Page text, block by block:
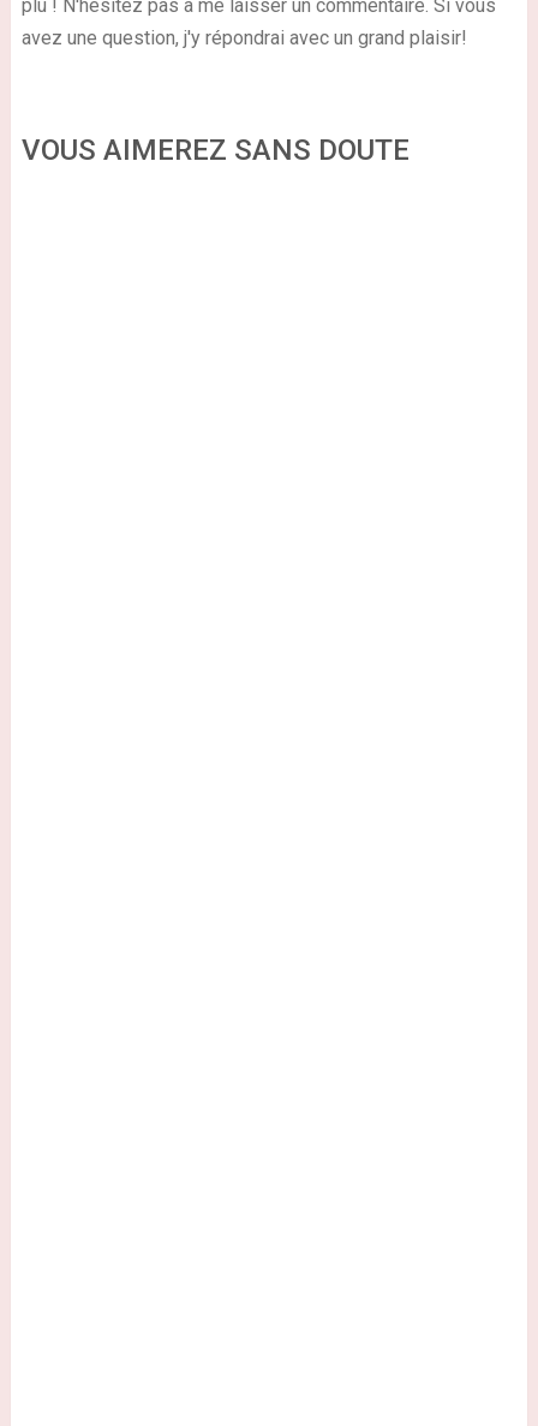
plu ! N'hésitez pas à me laisser un commentaire. Si vous
avez une question, j'y répondrai avec un grand plaisir!
VOUS AIMEREZ SANS DOUTE